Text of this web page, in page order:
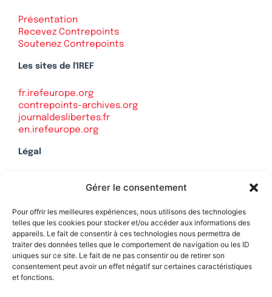
Gérer le consentement
Pour offrir les meilleures expériences, nous utilisons des technologies
telles que les cookies pour stocker et/ou accéder aux informations des
appareils. Le fait de consentir à ces technologies nous permettra de
traiter des données telles que le comportement de navigation ou les ID
uniques sur ce site. Le fait de ne pas consentir ou de retirer son
consentement peut avoir un effet négatif sur certaines caractéristiques
et fonctions.
Présentation
Recevez Contrepoints
Soutenez Contrepoints
Les sites de l'IREF
fr.irefeurope.org
contrepoints-archives.org
journaldeslibertes.fr
en.irefeurope.org
Légal
Politique de confidentialité
Soutenez Contrepoints